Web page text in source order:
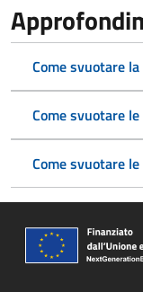
Come svuotare
Come svuotare
Come svuotare